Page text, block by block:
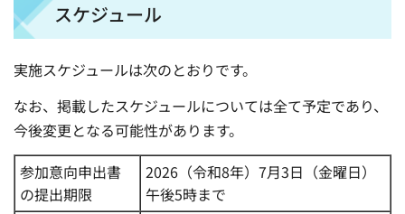
スケジュール
実施スケジュールは次のとおりです。
なお、掲載したスケジュールについては全て予定であり、
今後変更となる可能性があります。
参加意向申出書
の提出期限
2026（令和8年）7月3日（金曜日）
午後5時まで